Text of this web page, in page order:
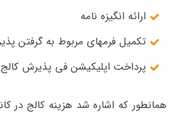
ارائه انگیزه نامه
تکمیل فرمهای مربوط به گرفتن
پرداخت اپلیکیشن فی پذیرش کالج
همانطور که اشاره شد هزینه کالج در